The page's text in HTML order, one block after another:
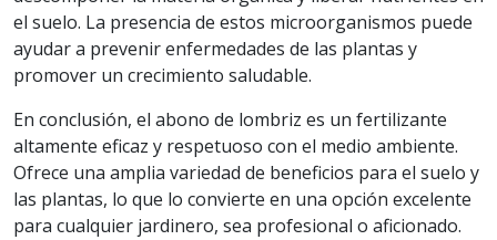
el suelo. La presencia de estos microorganismos puede
ayudar a prevenir enfermedades de las plantas y
promover un crecimiento saludable.
En conclusión, el abono de lombriz es un fertilizante
altamente eficaz y respetuoso con el medio ambiente.
Ofrece una amplia variedad de beneficios para el suelo y
las plantas, lo que lo convierte en una opción excelente
para cualquier jardinero, sea profesional o aficionado.